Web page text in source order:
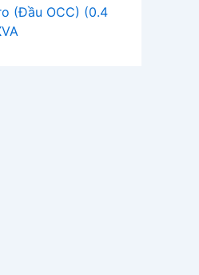
(Đầu OCC) (0.4